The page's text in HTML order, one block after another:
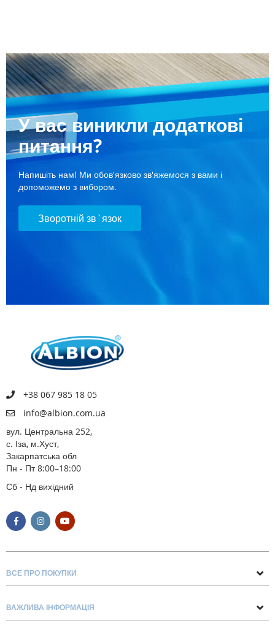
У вас виникли додаткові
питання?
Напишіть нам! Ми обов'язково зв'яжемося з вами і
допоможемо з вибором.
Зворотній зв`язок
+38 067 985 18 05
info@albion.com.ua
вул. Центральна 252,
с. Іза, м.Хуст,
Закарпатська обл
Пн - Пт 8:00–18:00
Сб - Нд вихідний
ВСЕ ПРО ПОКУПКИ
Про нас
ВАЖЛИВА ІНФОРМАЦІЯ